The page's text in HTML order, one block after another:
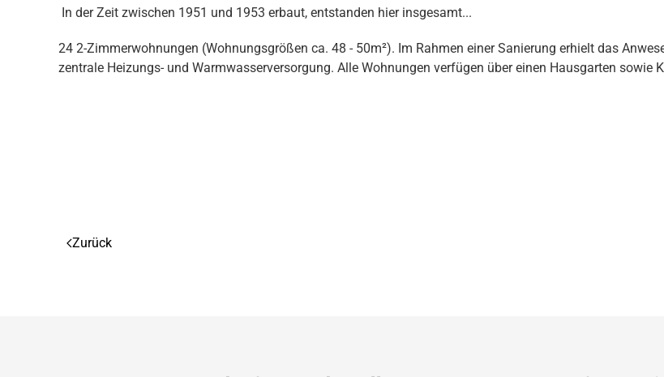
In der Zeit zwischen 1951 und 1953 erbaut, entstanden hier insgesamt...
24 2-Zimmerwohnungen (Wohnungsgrößen ca. 48 - 50m²). Im Rahmen einer Sanierung erhielt das
zentrale Heizungs- und Warmwasserversorgung. Alle Wohnungen verfügen über einen Hausgarten sowie
Zurück